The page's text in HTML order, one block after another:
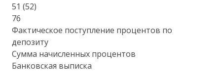
51 (52)
76
Фактическое поступление процентов по
депозиту
Сумма начисленных процентов
Банковская выписка